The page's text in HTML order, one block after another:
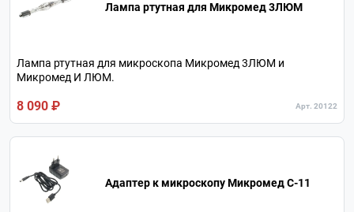
Лампа ртутная для Микромед 3ЛЮМ
Лампа ртутная для микроскопа Микромед 3ЛЮМ и
Микромед И ЛЮМ.
8 090 ₽ Арт. 20122
Адаптер к микроскопу Микромед С-11